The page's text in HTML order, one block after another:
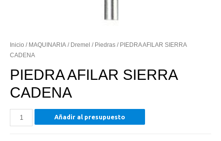
Inicio / MAQUINARIA / Dremel / Piedras / PIEDRA AFILAR SIERRA
CADENA
PIEDRA AFILAR SIERRA
CADENA
PIEDRA
AFILAR
Añadir al presupuesto